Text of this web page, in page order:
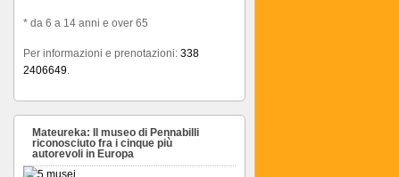
* da 6 a 14 anni e over 65
Per informazioni e prenotazioni: 338
2406649.
Mateureka: Il museo di Pennabilli
riconosciuto fra i cinque più
autorevoli in Europa